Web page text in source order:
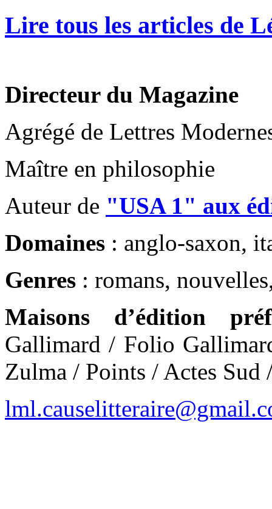
Lire tous les articles de
Directeur du Magazine
Agrégé de Lettres
Maître en philosophie
Auteur de "USA 1" aux
Domaines : anglo-saxon,
Genres : romans,
Maisons d’édition
Gallimard / Folio
Zulma / Points / Actes Sud